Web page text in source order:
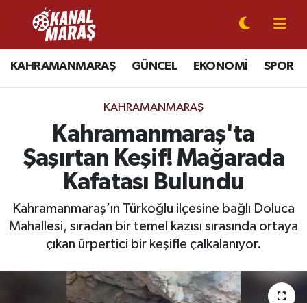
KAHRAMANMARAŞ GÜNCEL EKONOMİ SPOR
KAHRAMANMARAŞ
Kahramanmaraş'ta
Şaşırtan Keşif! Mağarada
Kafatası Bulundu
Kahramanmaraş’ın Türkoğlu ilçesine bağlı Doluca
Mahallesi, sıradan bir temel kazısı sırasında ortaya
çıkan ürpertici bir keşifle çalkalanıyor.
CANLI YAYIN
KAHRAMANMARAŞ
SPOR
SİYASET
EKONOMİ
MAGAZİN
Kahramanmaraş Nöbetçi Eczaneler
Kahramanmaraş Hava Durumu
Kahramanmaraş Trafik Yoğunluk Haritası
Süper Lig Puan Durumu ve Fikstür
Tüm Manşetler
Haber Arşivi